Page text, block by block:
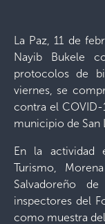
La Paz, 11 de
Nayib Bukele
protocolos de
viernes, se
contra el
municipio de San
En la actividad
Turismo,
Salvadoreño
inspectores del
como muestra